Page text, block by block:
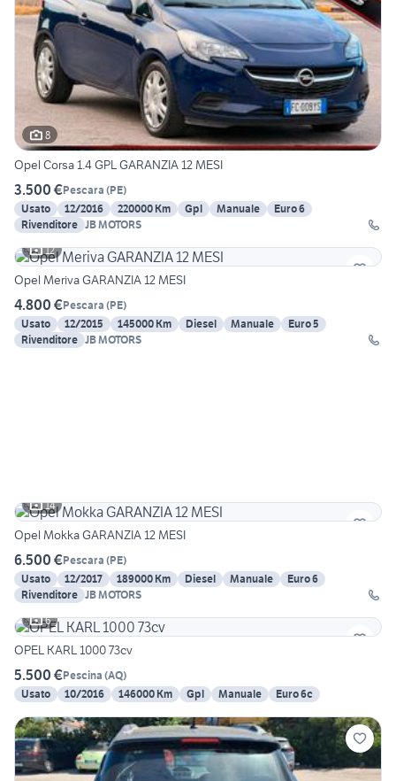
8
Opel Corsa 1.4 GPL GARANZIA 12 MESI
3.500 €Pescara (PE)
Usato
12/2016 220000 Km Gpl Manuale
Euro 6
Rivenditore JB MOTORS
12
Opel Meriva GARANZIA 12 MESI
4.800 €Pescara (PE)
Usato
12/2015 145000 Km Diesel Manuale
Euro 5
Rivenditore JB MOTORS
14
Opel Mokka GARANZIA 12 MESI
6.500 €Pescara (PE)
Usato
12/2017 189000 Km Diesel Manuale
Euro 6
Rivenditore JB MOTORS
6
OPEL KARL 1000 73cv
5.500 €Pescina (AQ)
Usato
10/2016 146000 Km Gpl Manuale Euro 6c